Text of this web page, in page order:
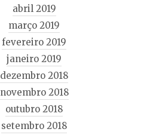
abril 2019
março 2019
fevereiro 2019
janeiro 2019
dezembro 2018
novembro 2018
outubro 2018
setembro 2018